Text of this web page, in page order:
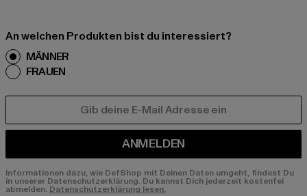
An welchen Produkten bist du interessiert?
MÄNNER
FRAUEN
ANMELDEN
Informationen dazu, wie DefShop mit Deinen Daten umgeht, findest Du
in unserer Datenschutzerklärung. Du kannst Dich jederzeit kostenfei
abmelden. Datenschutzerklärung lesen.